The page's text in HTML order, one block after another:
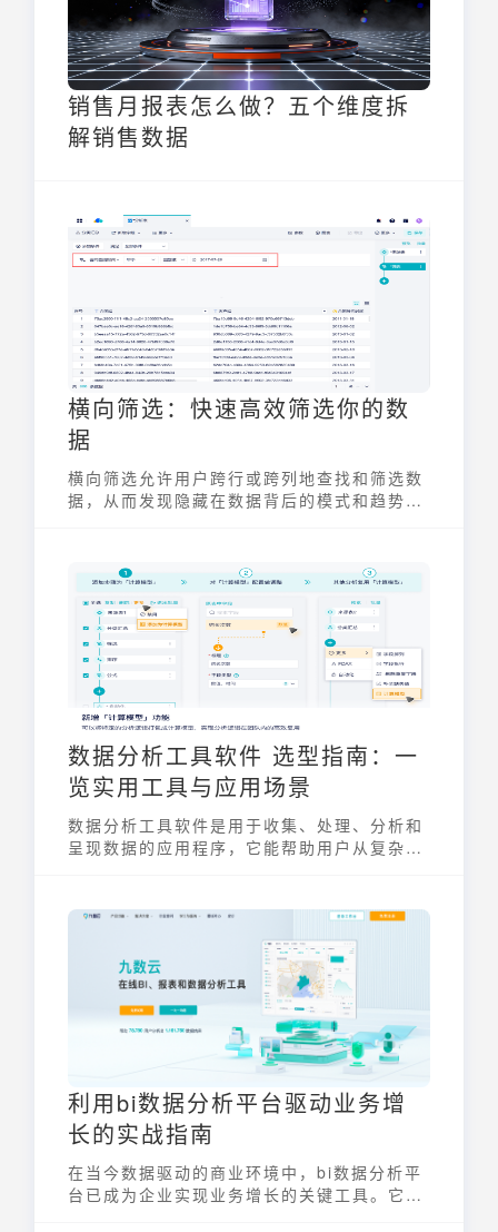
销售月报表怎么做？五个维度拆
解销售数据
横向筛选：快速高效筛选你的数
据
横向筛选允许用户跨行或跨列地查找和筛选数
据，从而发现隐藏在数据背后的模式和趋势。
个维度进行综合分析时。掌握横向筛选方法，
能帮助数据分析师从海量数据中快速提取所需
信息，提升工作效率，为决策提供更精准的支
持。
数据分析工具软件 选型指南：一
览实用工具与应用场景
数据分析工具软件是用于收集、处理、分析和
呈现数据的应用程序，它能帮助用户从复杂的
据处理效率和分析质量，为企业发展提供有力
的数据支持。随着数据量的快速增长，了解不
同工具的特点和适用场景变得至关重要。
利用bi数据分析平台驱动业务增
长的实战指南
在当今数据驱动的商业环境中，bi数据分析平
台已成为企业实现业务增长的关键工具。它不